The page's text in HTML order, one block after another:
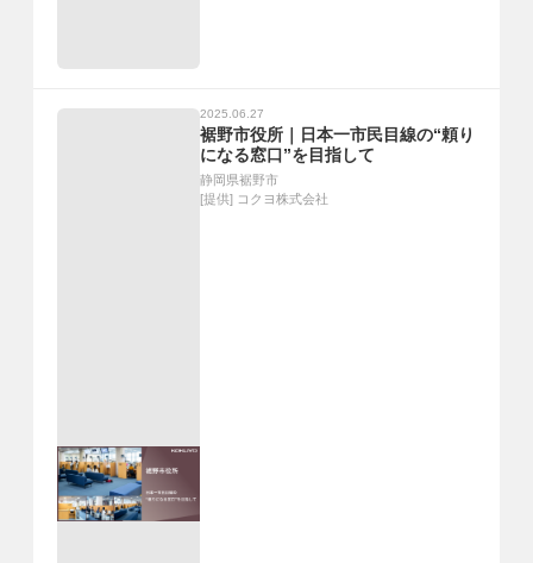
2025.06.27
裾野市役所｜日本一市民目線の“頼り
になる窓口”を目指して
静岡県裾野市
[提供] コクヨ株式会社